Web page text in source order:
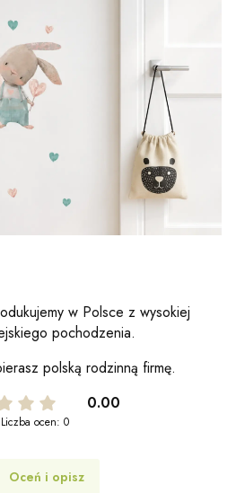
w Polsce z wysokiej
pochodzenia.
polską rodzinną firmę.
0.00
Liczba ocen: 0
Oceń i opisz